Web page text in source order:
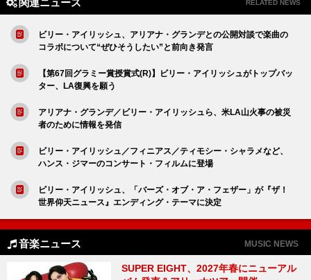
関連ニュース RELATED NEWS
ビリー・アイリッシュ、アリアナ・グランデとの公開対談で楽曲の
コラボについて“ぜひそうしたい”と前向き発言
【第67回グラミー賞授賞式(R)】ビリー・アイリッシュがトップバッ
ター、LA復興を願う
アリアナ・グランデ／ビリー・アイリッシュら、米LA山火事の被災
者のために情報を発信
ビリー・アイリッシュ／フィニアス／ティモシー・シャラメなど、
ハンス・ジマーのコンサート・フィルムに登場
ビリー・アイリッシュ、「バーズ・オブ・ア・フェザー」が『ザ！
世界仰天ニュース』エンディング・テーマに決定
音楽ニュース MUSIC NEWS
SUPER EIGHT、2027年春にニューアル